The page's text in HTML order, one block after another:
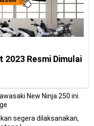
2023 Resmi Dimulai
New Ninja 250 ini
segera dilaksanakan,